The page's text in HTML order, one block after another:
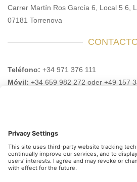
Carrer Martín Ros García 6, Local 5 6,
07181 Torrenova
Teléfono: +34 971 376 111
Móvil: +34 659 982 272 oder +49 157
VISITENOS AQUI